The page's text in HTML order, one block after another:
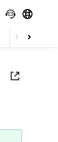
스포츠 & 아웃